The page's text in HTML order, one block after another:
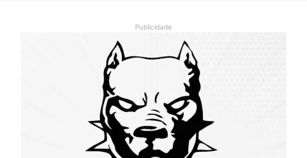
Publicidade